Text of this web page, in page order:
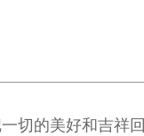
切的美好和吉祥